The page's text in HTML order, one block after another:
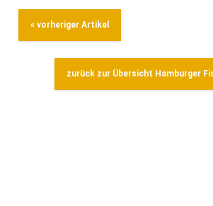
« vorheriger Artikel
zurück zur Übersicht Hamburger